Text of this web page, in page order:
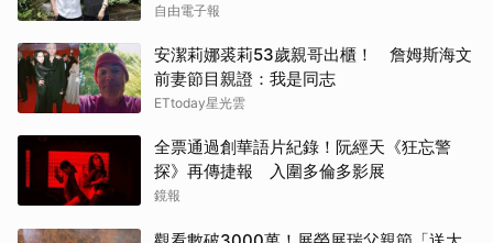
自由電子報
安潔莉娜裘莉53歲親哥出櫃！ 詹姆斯海文
前妻節目親證：我是同志
ETtoday星光雲
全票通過創華語片紀錄！阮經天《狂忘警
探》再傳捷報 入圍多倫多影展
鏡報